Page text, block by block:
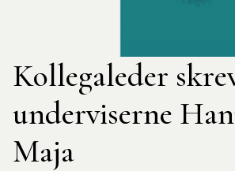
Kollegaleder
underviserne
Maja